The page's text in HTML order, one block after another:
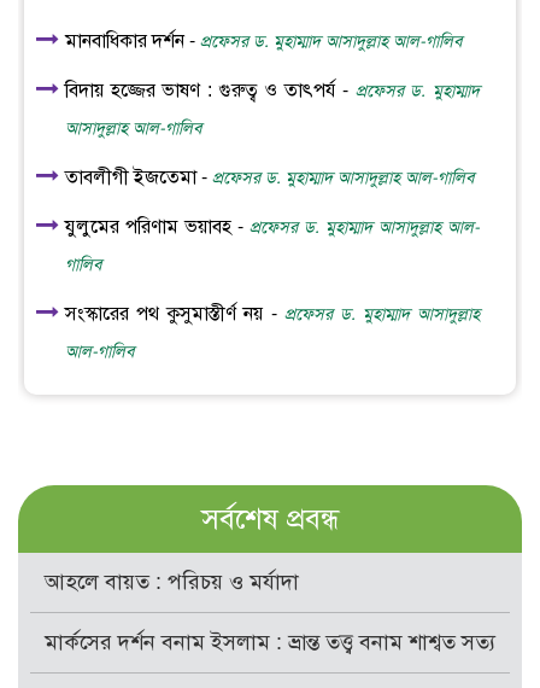
মানবাধিকার দর্শন - প্রফেসর ড. মুহাম্মাদ আসাদুল্লাহ আল-গালিব
বিদায় হজ্জের ভাষণ : গুরুত্ব ও তাৎপর্য - প্রফেসর ড. মুহাম্মাদ
আসাদুল্লাহ আল-গালিব
তাবলীগী ইজতেমা - প্রফেসর ড. মুহাম্মাদ আসাদুল্লাহ আল-গালিব
যুলুমের পরিণাম ভয়াবহ - প্রফেসর ড. মুহাম্মাদ আসাদুল্লাহ আল-
গালিব
সংস্কারের পথ কুসুমাস্তীর্ণ নয় - প্রফেসর ড. মুহাম্মাদ আসাদুল্লাহ
আল-গালিব
সর্বশেষ প্রবন্ধ
আহলে বায়ত : পরিচয় ও মর্যাদা
মার্কসের দর্শন বনাম ইসলাম : ভ্রান্ত তত্ত্ব বনাম শাশ্বত সত্য